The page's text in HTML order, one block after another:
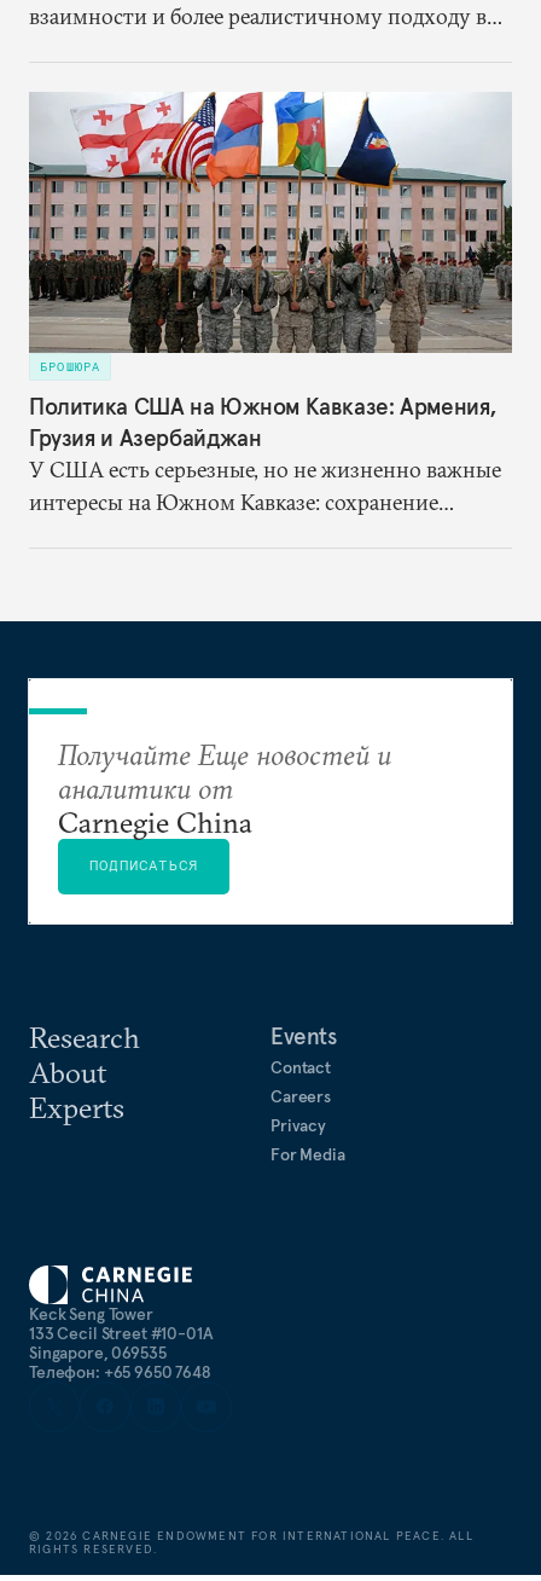
взаимности и более реалистичному подходу в
БРОШЮРА
Политика США на Южном Кавказе: Армения,
Грузия и Азербайджан
У США есть серьезные, но не жизненно важные
интересы на Южном Кавказе: сохранение
Keck Seng Tower
133 Cecil Street #10-01A
Singapore, 069535
Телефон: +65 9650 7648
Research
About
Experts
Events
Contact
Careers
Privacy
For Media
Получайте Еще новостей и
аналитики от
Carnegie China
ПОДПИСАТЬСЯ
©2026 CARNEGIE ENDOWMENT FOR INTERNATIONAL PEACE. ALL
RIGHTS RESERVED.